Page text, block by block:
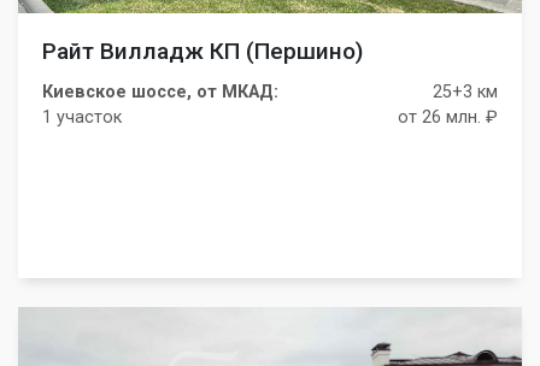
Райт Вилладж КП (Першино)
Киевское шоссе, от МКАД:
25+3 км
1 участок
от 26 млн. ₽